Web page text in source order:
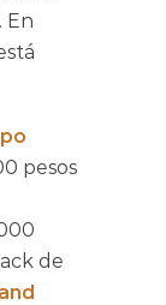
En
pesos
de